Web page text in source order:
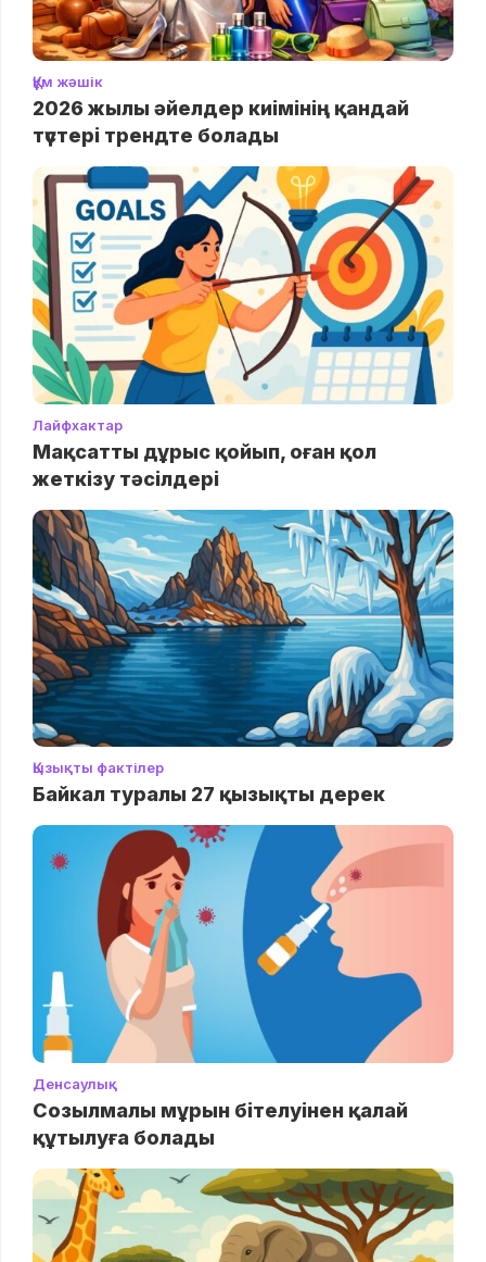
Құм жәшік
2026 жылы әйелдер киімінің қандай
түстері трендте болады
Лайфхактар
Мақсатты дұрыс қойып, оған қол
жеткізу тәсілдері
Қызықты фактілер
Байкал туралы 27 қызықты дерек
Денсаулық
Созылмалы мұрын бітелуінен қалай
құтылуға болады